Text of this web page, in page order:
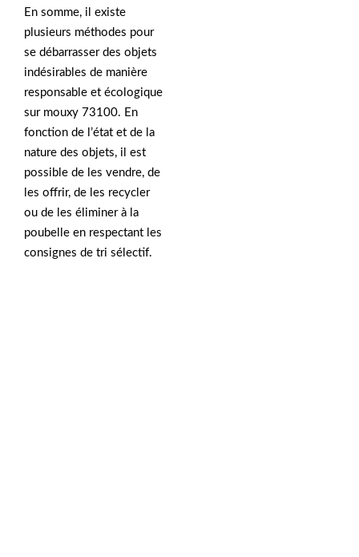
En somme, il existe
plusieurs méthodes pour
se débarrasser des objets
indésirables de manière
responsable et écologique
sur mouxy 73100. En
fonction de l’état et de la
nature des objets, il est
possible de les vendre, de
les offrir, de les recycler
ou de les éliminer à la
poubelle en respectant les
consignes de tri sélectif.